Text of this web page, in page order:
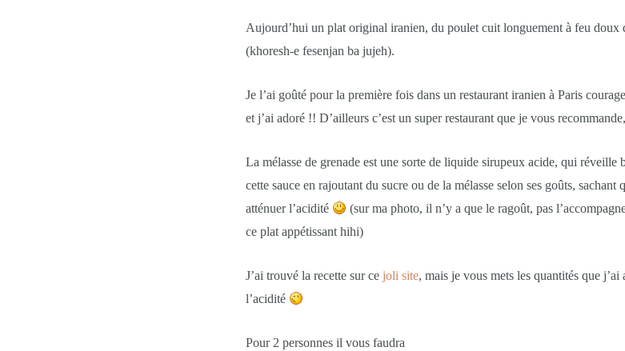
Aujourd’hui un plat original iranien, du poulet cuit longuement à feu doux
(khoresh-e fesenjan ba jujeh).
Je l’ai goûté pour la première fois dans un restaurant iranien à Paris
et j’ai adoré !! D’ailleurs c’est un super restaurant que je vous
La mélasse de grenade est une sorte de liquide sirupeux acide, qui réveille
cette sauce en rajoutant du sucre ou de la mélasse selon ses goûts,
atténuer l’acidité
(sur ma photo, il n’y a que le ragoût, pas
ce plat appétissant hihi)
J’ai trouvé la recette sur ce joli site, mais je vous mets les quantités que
l’acidité
Pour 2 personnes il vous faudra